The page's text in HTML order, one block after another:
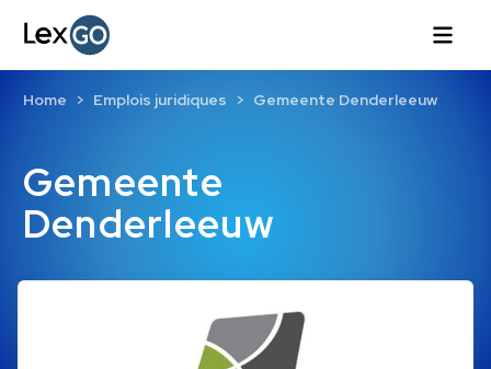
Gemeente
Denderleeuw
Home Emplois juridiques Gemeente Denderleeuw